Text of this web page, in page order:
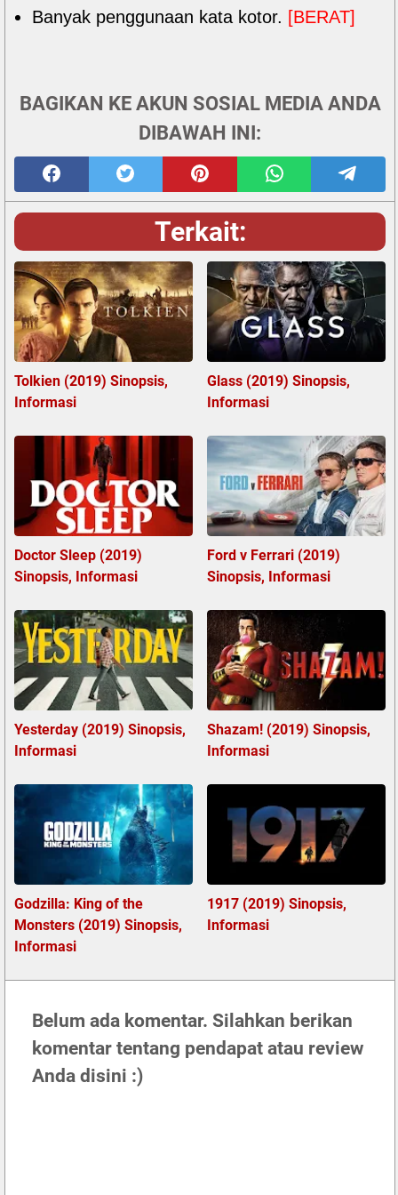
Banyak penggunaan kata kotor. [BERAT]
BAGIKAN KE AKUN SOSIAL MEDIA ANDA
DIBAWAH INI:
Terkait:
Tolkien (2019) Sinopsis,
Informasi
Glass (2019) Sinopsis,
Informasi
Doctor Sleep (2019)
Sinopsis, Informasi
Ford v Ferrari (2019)
Sinopsis, Informasi
Yesterday (2019) Sinopsis,
Informasi
Shazam! (2019) Sinopsis,
Informasi
Godzilla: King of the
Monsters (2019) Sinopsis,
Informasi
1917 (2019) Sinopsis,
Informasi
Belum ada komentar. Silahkan berikan
komentar tentang pendapat atau review
Anda disini :)